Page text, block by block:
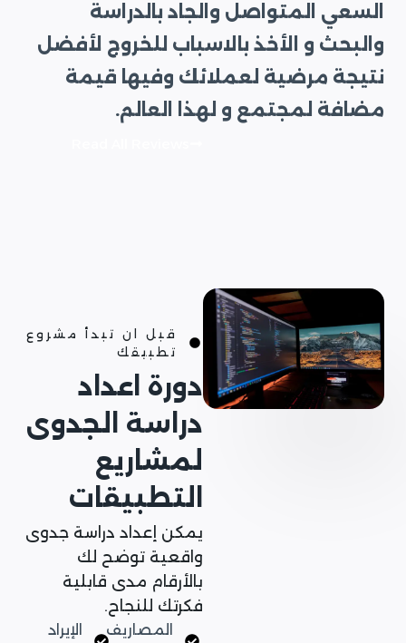
السعي المتواصل والجاد بالدراسة
والبحث و الأخذ بالاسباب للخروج لأفضل
نتيجة مرضية لعملائك وفيها قيمة
مضافة لمجتمع و لهذا العالم.
قبل ان تبدأ مشروع
تطبيقك
دورة اعداد
دراسة الجدوى
لمشاريع
التطبيقات
يمكن إعداد دراسة جدوى
واقعية توضح لك
بالأرقام مدى قابلية
فكرتك للنجاح.
المصاريف
الإيراد